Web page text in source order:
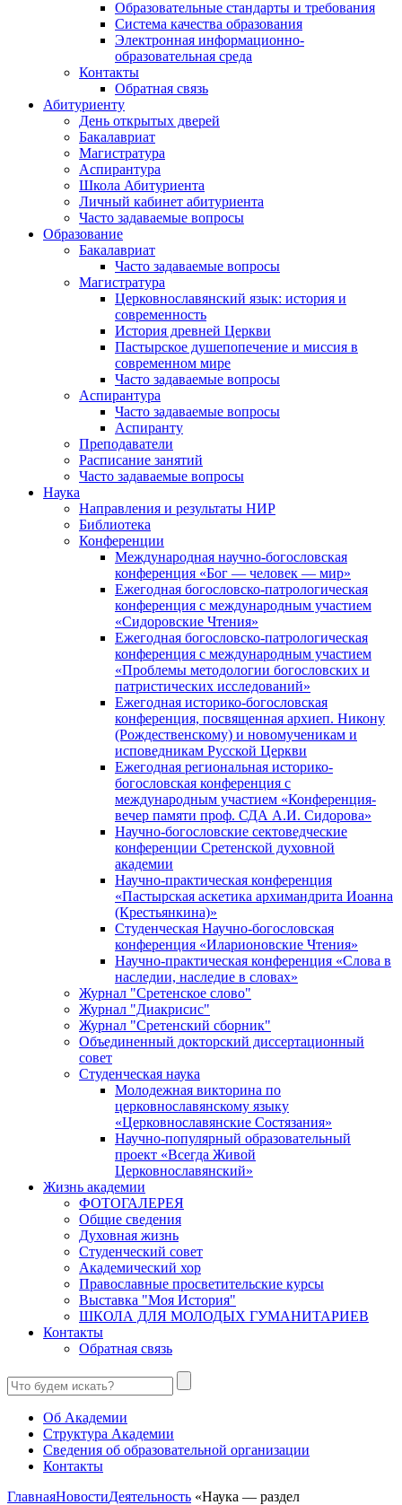
Образовательные стандарты и требования
Система качества образования
Электронная информационно-
образовательная среда
Контакты
Обратная связь
Абитуриенту
День открытых дверей
Бакалавриат
Магистратура
Аспирантура
Школа Абитуриента
Личный кабинет абитуриента
Часто задаваемые вопросы
Образование
Бакалавриат
Часто задаваемые вопросы
Магистратура
Церковнославянский язык: история и
современность
История древней Церкви
Пастырское душепопечение и миссия в
современном мире
Часто задаваемые вопросы
Аспирантура
Часто задаваемые вопросы
Аспиранту
Преподаватели
Расписание занятий
Часто задаваемые вопросы
Наука
Направления и результаты НИР
Библиотека
Конференции
Международная научно-богословская
конференция «Бог — человек — мир»
Ежегодная богословско-патрологическая
конференция с международным участием
«Сидоровские Чтения»
Ежегодная богословско-патрологическая
конференция с международным участием
«Проблемы методологии богословских и
патристических исследований»
Ежегодная историко-богословская
конференция, посвященная архиеп. Никону
(Рождественскому) и новомученикам и
исповедникам Русской Церкви
Ежегодная региональная историко-
богословская конференция с
международным участием «Конференция-
вечер памяти проф. СДА А.И. Сидорова»
Научно-богословские сектоведческие
конференции Сретенской духовной
академии
Научно-практическая конференция
«Пастырская аскетика архимандрита Иоанна
(Крестьянкина)»
Студенческая Научно-богословская
конференция «Иларионовские Чтения»
Научно-практическая конференция «Cлова в
наследии, наследие в словах»
Журнал "Сретенское слово"
Журнал "Диакрисис"
Журнал "Сретенский сборник"
Объединенный докторский диссертационный
совет
Студенческая наука
Молодежная викторина по
церковнославянскому языку
«Церковнославянские Состязания»
Научно-популярный образовательный
проект «Всегда Живой
Церковнославянский»
Жизнь академии
ФОТОГАЛЕРЕЯ
Общие сведения
Духовная жизнь
Студенческий совет
Академический хор
Православные просветительские курсы
Выставка "Моя История"
ШКОЛА ДЛЯ МОЛОДЫХ ГУМАНИТАРИЕВ
Контакты
Обратная связь
Об Академии
Структура Академии
Сведения об образовательной организации
Контакты
ГлавнаяНовостиДеятельность «Наука — раздел